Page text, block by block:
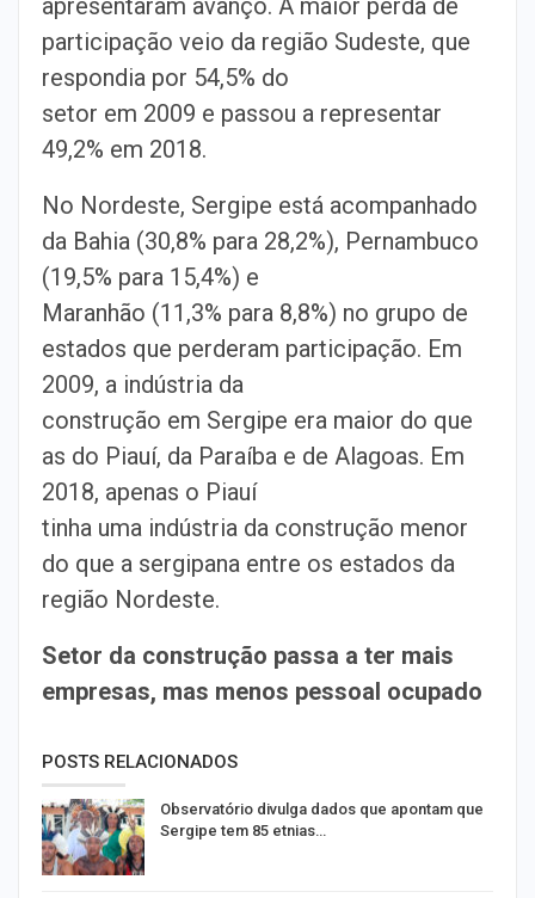
apresentaram avanço. A maior perda de
participação veio da região Sudeste, que
respondia por 54,5% do
setor em 2009 e passou a representar
49,2% em 2018.
No Nordeste, Sergipe está acompanhado
da Bahia (30,8% para 28,2%), Pernambuco
(19,5% para 15,4%) e
Maranhão (11,3% para 8,8%) no grupo de
estados que perderam participação. Em
2009, a indústria da
construção em Sergipe era maior do que
as do Piauí, da Paraíba e de Alagoas. Em
2018, apenas o Piauí
tinha uma indústria da construção menor
do que a sergipana entre os estados da
região Nordeste.
Setor da construção passa a ter mais
empresas, mas menos pessoal ocupado
POSTS RELACIONADOS
Observatório divulga dados que apontam que
Sergipe tem 85 etnias…